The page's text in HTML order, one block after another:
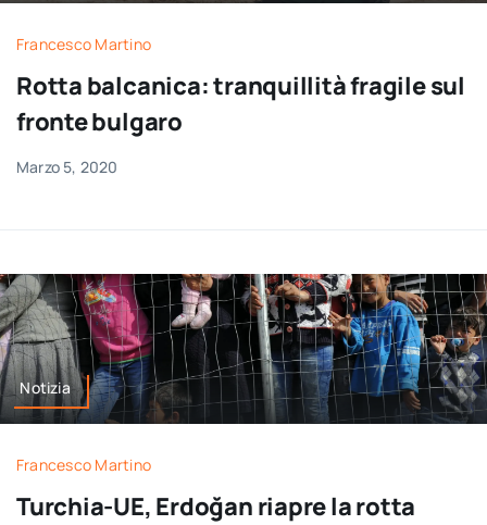
Newsletter
Francesco Martino
Rotta balcanica: tranquillità fragile sul
fronte bulgaro
Marzo 5, 2020
Notizia
Francesco Martino
Turchia-UE, Erdoğan riapre la rotta